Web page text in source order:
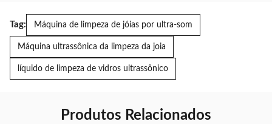
Tag: Máquina de limpeza de jóias por ultra-som
Máquina ultrassônica da limpeza da joia
líquido de limpeza de vidros ultrassônico
Produtos Relacionados